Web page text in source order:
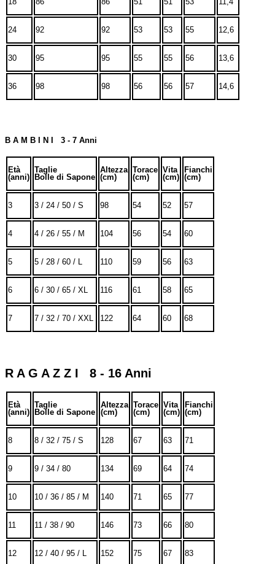
24 92 92 53 53 55 12,6
30 95 95 55 55 56 13,6
36 98 98 56 56 57 14,6
B A M B I N I 3 - 7 Anni
Età
(anni)
Taglie
Bolle di Sapone
Altezza
(cm)
Torace
(cm)
Vita
(cm)
Fianchi
(cm)
3 3 / 24 / 50 / S 98 54 52 57
4 4 / 26 / 55 / M 104 56 54 60
5 5 / 28 / 60 / L 110 59 56 63
6 6 / 30 / 65 / XL 116 61 58 65
7 7 / 32 / 70 / XXL 122 64 60 68
R A G A Z Z I 8 - 16 Anni
Età
(anni)
Taglie
Bolle di Sapone
Altezza
(cm)
Torace
(cm)
Vita
(cm)
Fianchi
(cm)
8 8 / 32 / 75 / S 128 67 63 71
9 9 / 34 / 80 134 69 64 74
10 10 / 36 / 85 / M 140 71 65 77
11 11 / 38 / 90 146 73 66 80
12 12 / 40 / 95 / L 152 75 67 83